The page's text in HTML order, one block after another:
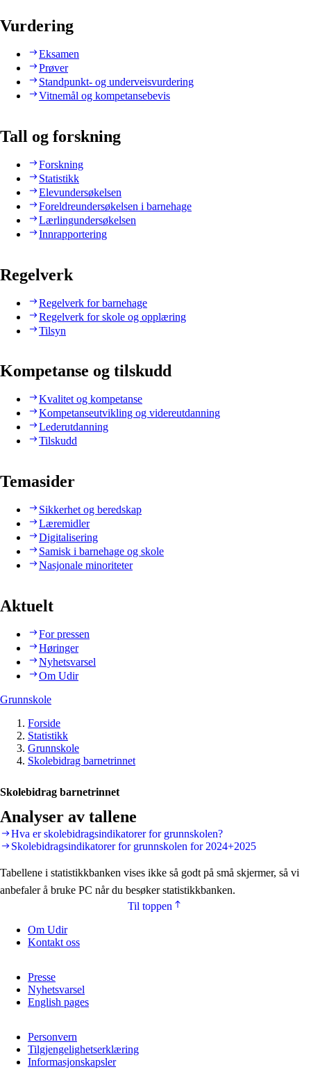
Vurdering
Eksamen
Prøver
Standpunkt- og underveisvurdering
Vitnemål og kompetansebevis
Tall og forskning
Forskning
Statistikk
Elevundersøkelsen
Foreldreundersøkelsen i barnehage
Lærlingundersøkelsen
Innrapportering
Regelverk
Regelverk for barnehage
Regelverk for skole og opplæring
Tilsyn
Kompetanse og tilskudd
Kvalitet og kompetanse
Kompetanseutvikling og videreutdanning
Lederutdanning
Tilskudd
Temasider
Sikkerhet og beredskap
Læremidler
Digitalisering
Samisk i barnehage og skole
Nasjonale minoriteter
Aktuelt
For pressen
Høringer
Nyhetsvarsel
Om Udir
Grunnskole
Forside
Statistikk
Grunnskole
Skolebidrag barnetrinnet
Skolebidrag barnetrinnet
Analyser av tallene
Hva er skolebidragsindikatorer for grunnskolen?
Skolebidragsindikatorer for grunnskolen for 2024+2025
Tabellene i statistikkbanken vises ikke så godt på små skjermer, så vi
anbefaler å bruke PC når du besøker statistikkbanken.
Til toppen
Om Udir
Kontakt oss
Presse
Nyhetsvarsel
English pages
Personvern
Tilgjengelighetserklæring
Informasjonskapsler